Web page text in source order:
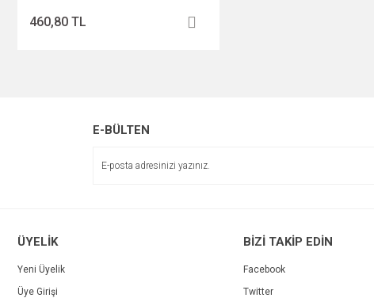
460,80 TL
E-BÜLTEN
ÜYELİK
Yeni Üyelik
Üye Girişi
BİZİ TAKİP EDİN
Facebook
Twitter